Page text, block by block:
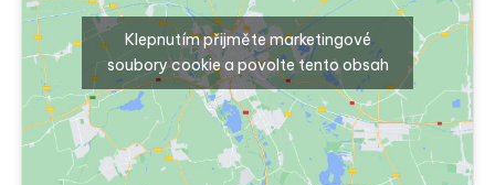
Klepnutím přijměte marketingové
soubory cookie a povolte tento obsah